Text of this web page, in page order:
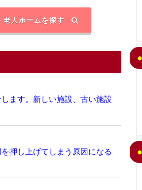
老人ホームを探す
ます。新しい施設、古い施設
押し上げてしまう原因になる